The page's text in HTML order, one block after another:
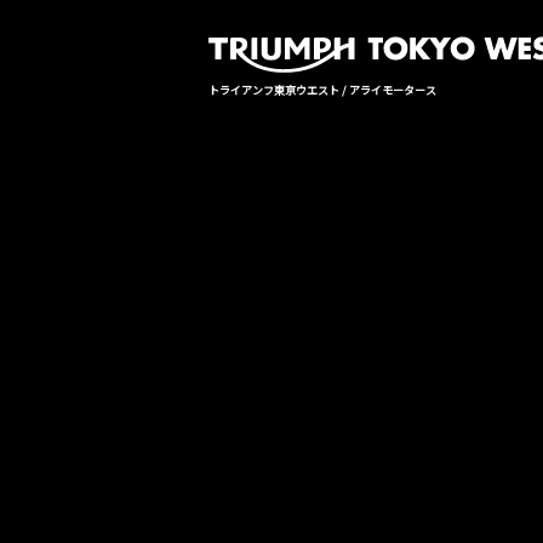
トライアンフ東京ウエスト / アライモータース